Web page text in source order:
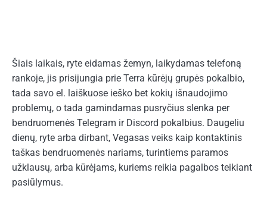
Šiais laikais, ryte eidamas žemyn, laikydamas telefoną
rankoje, jis prisijungia prie Terra kūrėjų grupės pokalbio,
tada savo el. laiškuose ieško bet kokių išnaudojimo
problemų, o tada gamindamas pusryčius slenka per
bendruomenės Telegram ir Discord pokalbius. Daugeliu
dienų, ryte arba dirbant, Vegasas veiks kaip kontaktinis
taškas bendruomenės nariams, turintiems paramos
užklausų, arba kūrėjams, kuriems reikia pagalbos teikiant
pasiūlymus.